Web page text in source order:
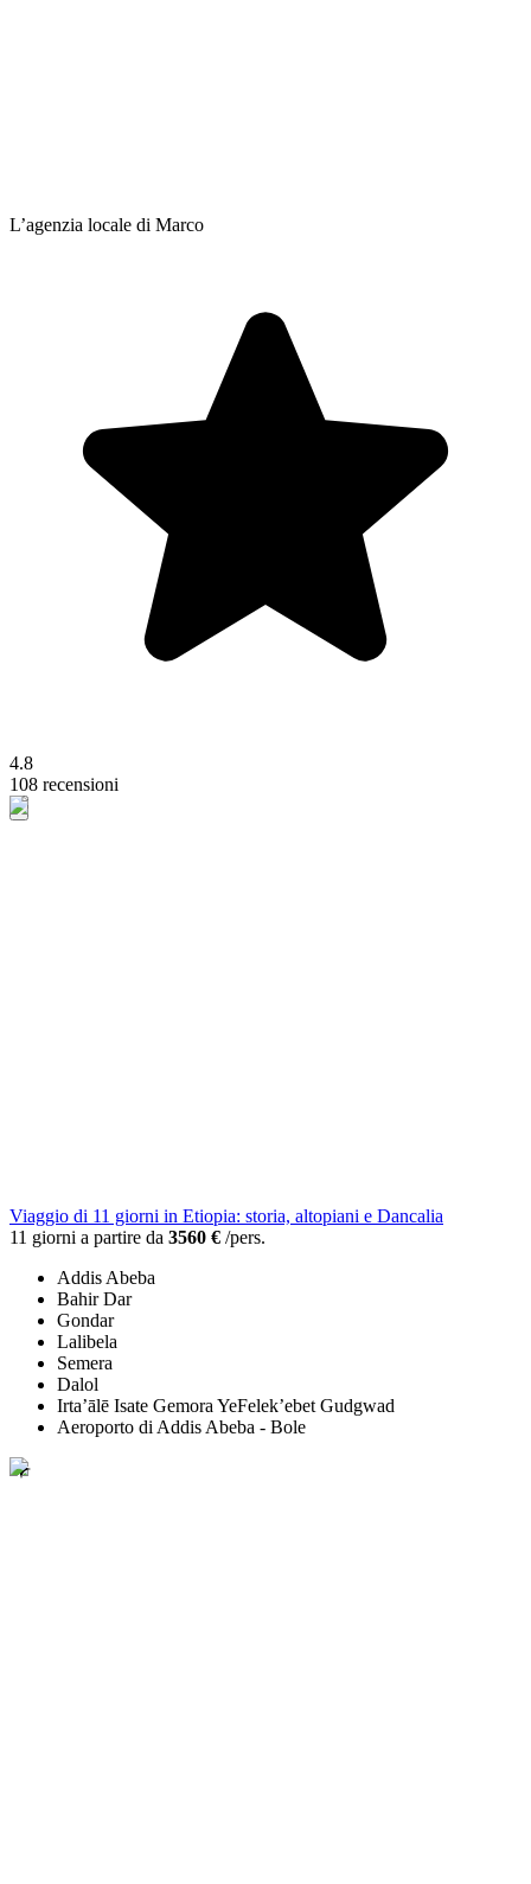
L’agenzia locale di Marco
4.8
108 recensioni
Viaggio di 11 giorni in Etiopia: storia, altopiani e Dancalia
11 giorni a partire da 3560 € /pers.
Addis Abeba
Bahir Dar
Gondar
Lalibela
Semera
Dalol
Irta’ālē Isate Gemora YeFelek’ebet Gudgwad
Aeroporto di Addis Abeba - Bole